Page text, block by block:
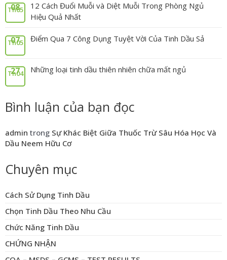
08
Th05
12 Cách Đuổi Muỗi và Diệt Muỗi Trong Phòng Ngủ
Hiệu Quả Nhất
07
Th05 Điểm Qua 7 Công Dụng Tuyệt Vời Của Tinh Dầu Sả
27
Th04 Những loại tinh dầu thiên nhiên chữa mất ngủ
Bình luận của bạn đọc
admin trong Sự Khác Biệt Giữa Thuốc Trừ Sâu Hóa Học Và
Dầu Neem Hữu Cơ
Chuyên mục
Cách Sử Dụng Tinh Dầu
Chọn Tinh Dầu Theo Nhu Cầu
Chức Năng Tinh Dầu
CHỨNG NHẬN